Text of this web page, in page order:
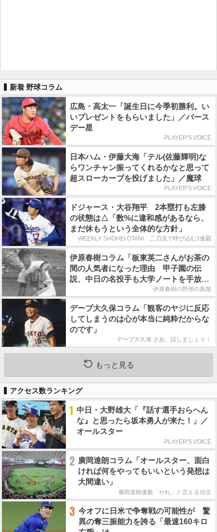
新着 野球コラム
広島・高太一「誕生日に今季初勝利。い
いプレゼントをもらいました」／バース
デー星
PLAYER'S VOICE
日本ハム・伊藤大海「テル(佐藤輝明)な
らワンチャン振ってくれるかなと思って
超スローカーブを投げました」／魔球
PLAYER'S VOICE
ドジャース・大谷翔平 2本塁打も左膝
の状態は△「数%に違和感があるなら、
まだ休もうという全体的な方針」
WEEKLY SHOHEI OTANI 二刀流で呼び込む3連覇
伊原春樹コラム「板東英二さんがお茶の
間の人気者になった理由 甲子園の伝
説、中日の名投手も大学ノートを手放さ
伊原春樹の野球の真髄
デーブ大久保コラム「観客のヤジに反応
してしまうのは心が本当に純粋だからな
のです」
デーブ大久保 さあ、話しましょう！
もっと見る
アクセス数ランキング
1 中日・大野雄大「『話す選手おらへん
な』と思ったら坂本勇人が来た！」／
オールスター
PLAYER'S VOICE
2 廣岡達朗コラム「オールスター、面白
ければ何をやってもいいという発想は
大間違い」
廣岡達朗連載「やれ」と言える信念
3 今オフに日米で争奪戦の可能性が 驚
異の奪三振能力を誇る「最速160キロ